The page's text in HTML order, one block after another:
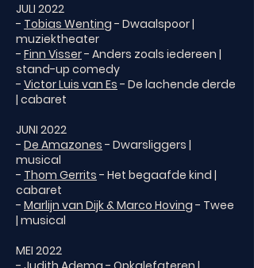
JULI 2022
- Tobias Wenting - Dwaalspoor |
muziektheater
- Finn Visser- Anders zoals iedereen |
stand-up comedy
- Victor Luis van Es - De lachende derde
| cabaret
JUNI 2022
- De Amazones - Dwarsliggers |
musical
- Thom Gerrits - Het begaafde kind |
cabaret
- Marlijn van Dijk & Marco Hoving - Twee
| musical
MEI 2022